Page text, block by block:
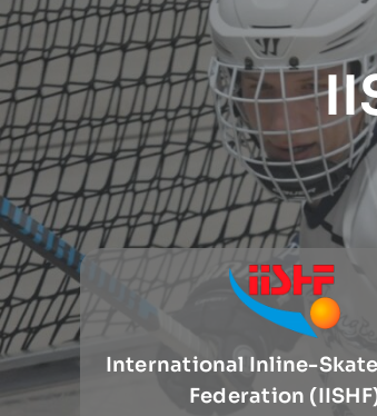
International Inline-
Federation